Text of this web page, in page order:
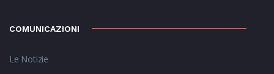
COMUNICAZIONI
Le Notizie